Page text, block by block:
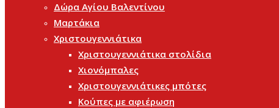
Δώρα Αγίου Βαλεντίνου
Μαρτάκια
Χριστουγεννιάτικα
Χριστουγεννιάτικα στολίδια
Χιονόμπαλες
Χριστουγεννιάτικες μπότες
Κούπες με αφιέρωση